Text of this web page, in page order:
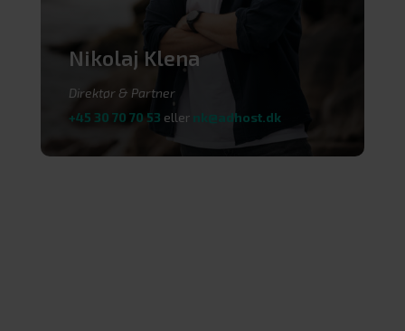
Nikolaj Klena
Direktør & Partner
+45 30 70 70 53 eller nk@adhost.dk